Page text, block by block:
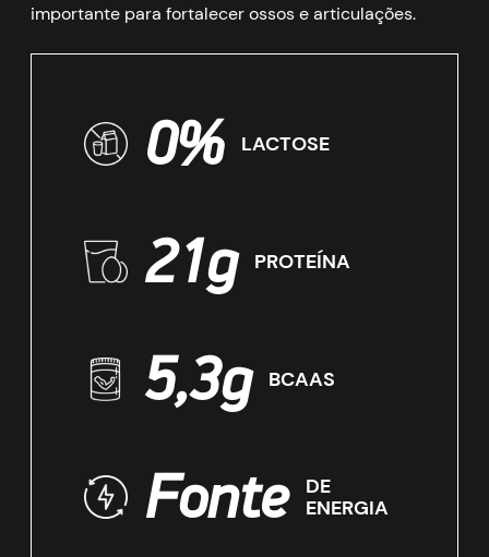
importante para fortalecer ossos e articulações.
0% LACTOSE
21g PROTEÍNA
5,3g BCAAS
Fonte
DE
ENERGIA